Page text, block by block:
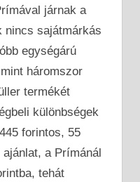
járnak a
nincs sajátmárkás
egységárú
háromszor
termékét
különbségek
forintos, 55
a Prímánál
tehát